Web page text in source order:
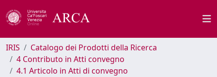
IRIS
Catalogo dei Prodotti della Ricerca
4 Contributo in Atti convegno
4.1 Articolo in Atti di convegno